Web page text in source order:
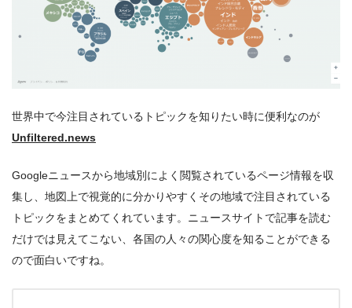
世界中で今注目されているトピックを知りたい時に便利なのが
Unfiltered.news
Googleニュースから地域別によく閲覧されているページ情報を収
集し、地図上で視覚的に分かりやすくその地域で注目されている
トピックをまとめてくれています。ニュースサイトで記事を読む
だけでは見えてこない、各国の人々の関心度を知ることができる
ので面白いですね。